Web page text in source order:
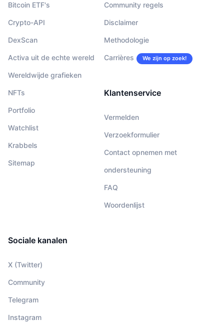
Bitcoin ETF's
Crypto-API
DexScan
Activa uit de echte wereld
Wereldwijde grafieken
NFTs
Portfolio
Watchlist
Krabbels
Sitemap
Community regels
Disclaimer
Methodologie
Carrières We zijn op zoek!
Klantenservice
Vermelden
Verzoekformulier
Contact opnemen met
ondersteuning
FAQ
Woordenlijst
Sociale kanalen
X (Twitter)
Community
Telegram
Instagram